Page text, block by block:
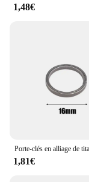
1,48€
1,81€